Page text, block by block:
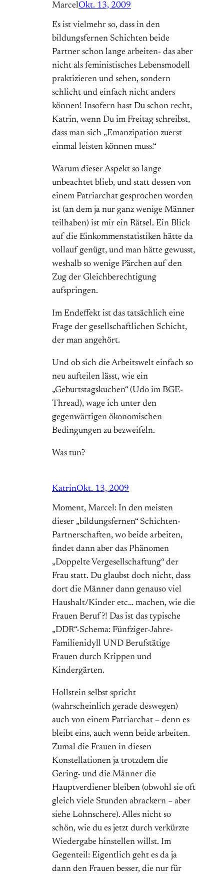
MarcelOkt. 13, 2009
Es ist vielmehr so, dass in den
bildungsfernen Schichten beide
Partner schon lange arbeiten- das aber
nicht als feministisches Lebensmodell
praktizieren und sehen, sondern
schlicht und einfach nicht anders
können! Insofern hast Du schon recht,
Katrin, wenn Du im Freitag schreibst,
dass man sich „Emanzipation zuerst
einmal leisten können muss.“
Warum dieser Aspekt so lange
unbeachtet blieb, und statt dessen von
einem Patriarchat gesprochen worden
ist (an dem ja nur ganz wenige Männer
teilhaben) ist mir ein Rätsel. Ein Blick
auf die Einkommenstatistiken hätte da
vollauf genügt, und man hätte gewusst,
weshalb so wenige Pärchen auf den
Zug der Gleichberechtigung
aufspringen.
Im Endeffekt ist das tatsächlich eine
Frage der gesellschaftlichen Schicht,
der man angehört.
Und ob sich die Arbeitswelt einfach so
neu aufteilen lässt, wie ein
„Geburtstagskuchen“ (Udo im BGE-
Thread), wage ich unter den
gegenwärtigen ökonomischen
Bedingungen zu bezweifeln.
Was tun?
KatrinOkt. 13, 2009
Moment, Marcel: In den meisten
dieser „bildungsfernen“ Schichten-
Partnerschaften, wo beide arbeiten,
findet dann aber das Phänomen
„Doppelte Vergesellschaftung“ der
Frau statt. Du glaubst doch nicht, dass
dort die Männer dann genauso viel
Haushalt/Kinder etc… machen, wie die
Frauen Beruf?! Das ist das typische
„DDR“-Schema: Fünfziger-Jahre-
Familienidyll UND Berufstätige
Frauen durch Krippen und
Kindergärten.
Hollstein selbst spricht
(wahrscheinlich gerade deswegen)
auch von einem Patriarchat – denn es
bleibt eins, auch wenn beide arbeiten.
Zumal die Frauen in diesen
Konstellationen ja trotzdem die
Gering- und die Männer die
Hauptverdiener bleiben (obwohl sie oft
gleich viele Stunden abrackern – aber
siehe Lohnschere). Alles nicht so
schön, wie du es jetzt durch verkürzte
Wiedergabe hinstellen willst. Im
Gegenteil: Eigentlich geht es da ja
dann den Frauen besser, die nur für